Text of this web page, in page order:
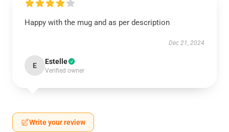
Happy with the mug and as per description
Dec 21, 2024
E Estelle
Verified owner
Write your review